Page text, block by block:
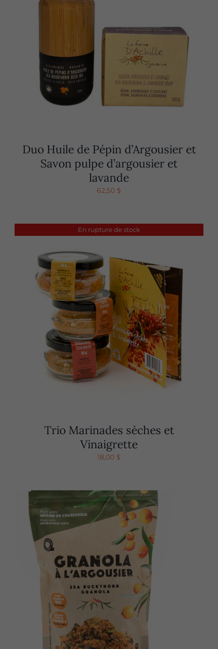
Duo Huile de Pépin d’Argousier et
Savon pulpe d’argousier et
lavande
62,50 $
En rupture de stock
Trio Marinades sèches et
Vinaigrette
18,00 $